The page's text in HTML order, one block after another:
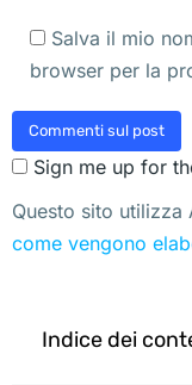
Salva il mio
browser per la
Commenti sul post
Sign me up for
Questo sito utilizza
come vengono
Indice dei